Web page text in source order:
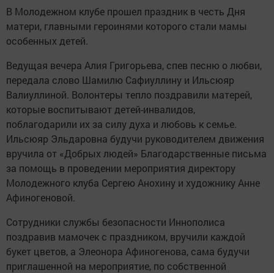
В Молодежном клубе прошел праздник в честь Дня
матери, главными героинями которого стали мамы
особенных детей.
Ведущая вечера Алия Григорьева, спев песню о любви,
передала слово Шамилю Сафиуллину и Ильсюяр
Валиуллиной. Волонтеры тепло поздравили матерей,
которые воспитывают детей-инвалидов,
поблагодарили их за силу духа и любовь к семье.
Ильсюяр Эльдаровна будучи руководителем движения
вручила от «Добрых людей» Благодарственные письма
за помощь в проведении мероприятия директору
Молодежного клуба Сергею Анохину и художнику Анне
Афиногеновой.
Сотрудники службы безопасности Иннополиса
поздравив мамочек с праздником, вручили каждой
букет цветов, а Элеонора Афиногенова, сама будучи
приглашенной на мероприятие, по собственной